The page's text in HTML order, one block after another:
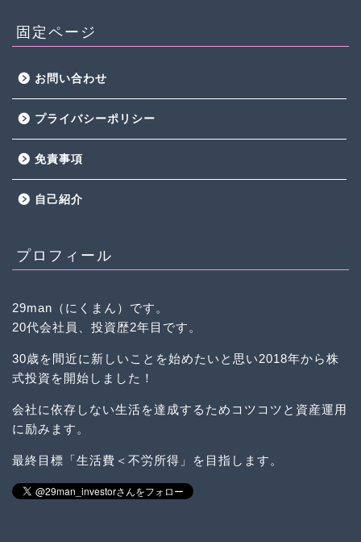
固定ページ
お問い合わせ
プライバシーポリシー
免責事項
自己紹介
プロフィール
29man（にくまん）です。
20代会社員、投資歴2年目です。
30歳を間近に新しいことを始めたいと思い2018年から株
式投資を開始しました！
会社に依存しない生活を達成するためコツコツと資産運用
に励みます。
最終目標「生活費＜不労所得」を目指します。